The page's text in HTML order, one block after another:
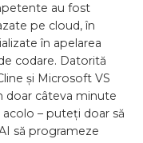
au fost
pe cloud, în
în apelarea
codare. Datorită
și Microsoft VS
doar câteva minute
– puteți doar să
să programeze